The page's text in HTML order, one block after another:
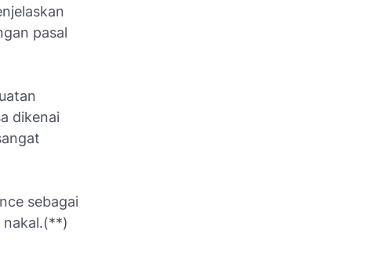
pasal
dikenai
sebagai
nakal.(**)